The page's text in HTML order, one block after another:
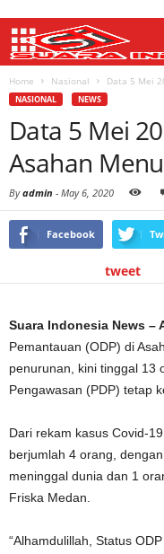
Home Nasional Data 5 Mei
NASIONAL NEWS
Data 5 Mei
Asahan
Byadmin - May 6, 2020
Facebook
tweet
Suara Indonesia News –
Pemantauan (ODP) di
penurunan, kini tinggal 13
Pengawasan (PDP) tetap
Dari rekam kasus Covid-
berjumlah 4 orang,
meninggal dunia dan 1
Friska Medan.
“Alhamdulillah, Status